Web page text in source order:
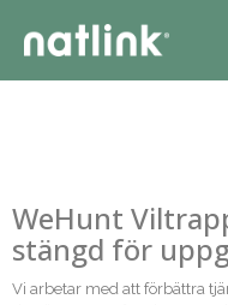
WeHunt
stängd för
Vi arbetar med att förbättra